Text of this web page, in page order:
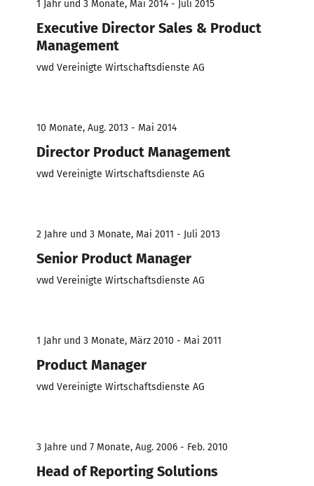
1 Jahr und 3 Monate, Mai 2014 - Juli 2015
Executive Director Sales & Product
Management
vwd Vereinigte Wirtschaftsdienste AG
10 Monate, Aug. 2013 - Mai 2014
Director Product Management
vwd Vereinigte Wirtschaftsdienste AG
2 Jahre und 3 Monate, Mai 2011 - Juli 2013
Senior Product Manager
vwd Vereinigte Wirtschaftsdienste AG
1 Jahr und 3 Monate, März 2010 - Mai 2011
Product Manager
vwd Vereinigte Wirtschaftsdienste AG
3 Jahre und 7 Monate, Aug. 2006 - Feb. 2010
Head of Reporting Solutions